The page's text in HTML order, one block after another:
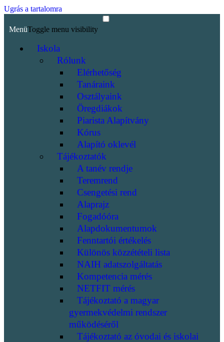
Ugrás a tartalomra
MenüToggle menu visibility
Iskola
Rólunk
Elérhetőség
Tanáraink
Osztályaink
Öregdiákok
Piarista Alapítvány
Kórus
Alapító oklevél
Tájékoztatók
A tanév rendje
Teremrend
Csengetési rend
Alaprajz
Fogadóóra
Alapdokumentumok
Fenntartói értékelés
Különös közzétételi lista
NAIH adatszolgáltatás
Kompetencia mérés
NETFIT mérés
Tájékoztató a magyar
gyermekvédelmi rendszer
működéséről
Tájékoztató az óvodai és iskolai